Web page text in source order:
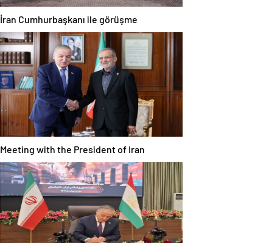
İran Cumhurbaşkanı ile görüşme
Meeting with the President of Iran